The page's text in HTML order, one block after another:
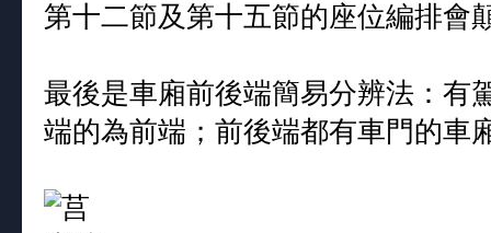
第十二節及第十五節的座位編排會
最後是車廂前後端簡易分辨法：有
端的為前端；前後端都有車門的車